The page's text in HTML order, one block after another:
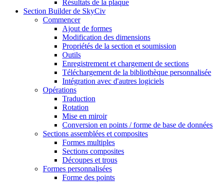
Résultats de la plaque
Section Builder de SkyCiv
Commencer
Ajout de formes
Modification des dimensions
Propriétés de la section et soumission
Outils
Enregistrement et chargement de sections
Téléchargement de la bibliothèque personnalisée
Intégration avec d'autres logiciels
Opérations
Traduction
Rotation
Mise en miroir
Conversion en points / forme de base de données
Sections assemblées et composites
Formes multiples
Sections composites
Découpes et trous
Formes personnalisées
Forme des points